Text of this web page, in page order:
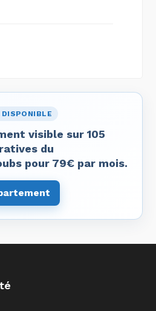
DISPONIBLE
visible sur 105
du
pour 79€ par mois.